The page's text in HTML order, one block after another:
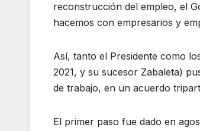
reconstrucción del empleo, el
hacemos con empresarios y
Así, tanto el Presidente como
2021, y su sucesor Zabaleta)
de trabajo, en un acuerdo
El primer paso fue dado en